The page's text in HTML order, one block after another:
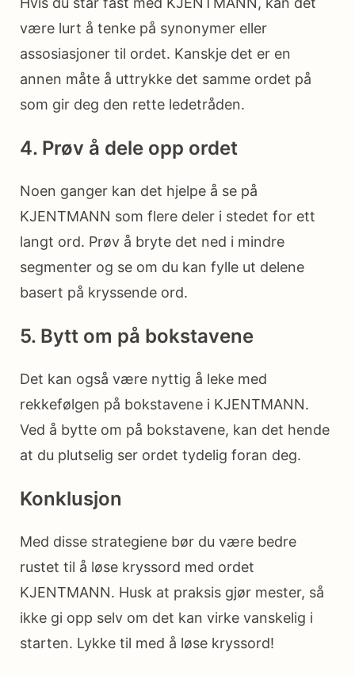
være lurt å tenke på synonymer eller
assosiasjoner til ordet. Kanskje det er en
annen måte å uttrykke det samme ordet på
som gir deg den rette ledetråden.
4. Prøv å dele opp ordet
Noen ganger kan det hjelpe å se på
KJENTMANN som flere deler i stedet for ett
langt ord. Prøv å bryte det ned i mindre
segmenter og se om du kan fylle ut delene
basert på kryssende ord.
5. Bytt om på bokstavene
Det kan også være nyttig å leke med
rekkefølgen på bokstavene i KJENTMANN.
Ved å bytte om på bokstavene, kan det hende
at du plutselig ser ordet tydelig foran deg.
Konklusjon
Med disse strategiene bør du være bedre
rustet til å løse kryssord med ordet
KJENTMANN. Husk at praksis gjør mester, så
ikke gi opp selv om det kan virke vanskelig i
starten. Lykke til med å løse kryssord!